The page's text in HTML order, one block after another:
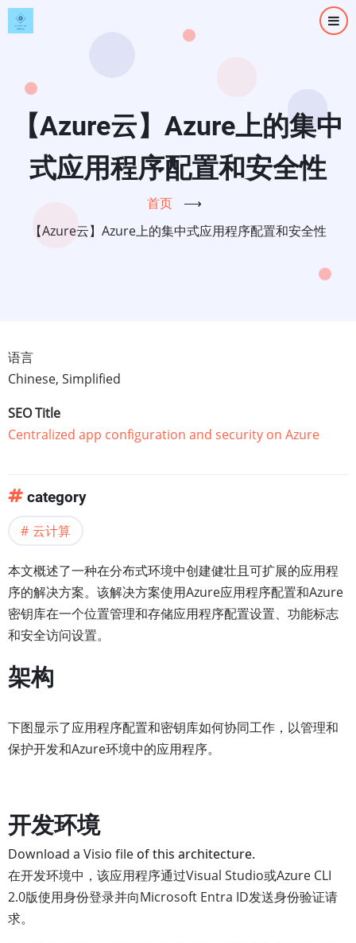
跳
转
【Azure云】Azure上的集中
式应用程序配置和安全性
首页
⟶
【Azure云】Azure上的集中式应用程序配置和安全性
语言
Chinese, Simplified
SEO Title
Centralized app configuration and security on Azure
category
云计算
本文概述了一种在分布式环境中创建健壮且可扩展的应用程
序的解决方案。该解决方案使用Azure应用程序配置和Azure
密钥库在一个位置管理和存储应用程序配置设置、功能标志
和安全访问设置。
架构
下图显示了应用程序配置和密钥库如何协同工作，以管理和
保护开发和Azure环境中的应用程序。
开发环境
Download a Visio fileof this architecture.
在开发环境中，该应用程序通过Visual Studio或Azure CLI
2.0版使用身份登录并向Microsoft Entra ID发送身份验证请
求。